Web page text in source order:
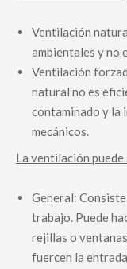
Ventilación
ambientales y no
Ventilación
natural no es
contaminado y la
mecánicos.
La ventilación puede
General:
trabajo. Puede
rejillas o
fuercen la